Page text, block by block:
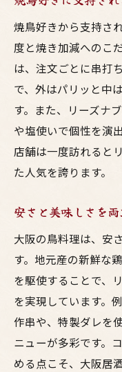
焼鳥好きから支持さ
度と焼き加減へのこ
は、注文ごとに串打
で、外はパリッと中
す。また、リーズナ
や塩使いで個性を演
店舗は一度訪れると
た人気を誇ります。
安さと美味しさを
大阪の鳥料理は、安
す。地元産の新鮮な
を駆使することで、
を実現しています。
作串や、特製ダレを
ニューが多彩です。
める点こそ、大阪居